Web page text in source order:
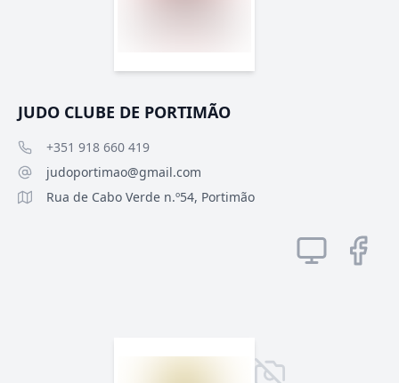
JUDO CLUBE DE PORTIMÃO
+351 918 660 419
judoportimao@gmail.com
Rua de Cabo Verde n.º54, Portimão